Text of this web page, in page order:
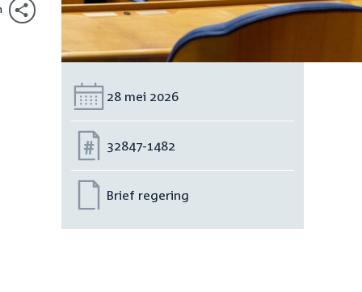
Datum:
28 mei 2026
Nummer:
32847-1482
Brief regering